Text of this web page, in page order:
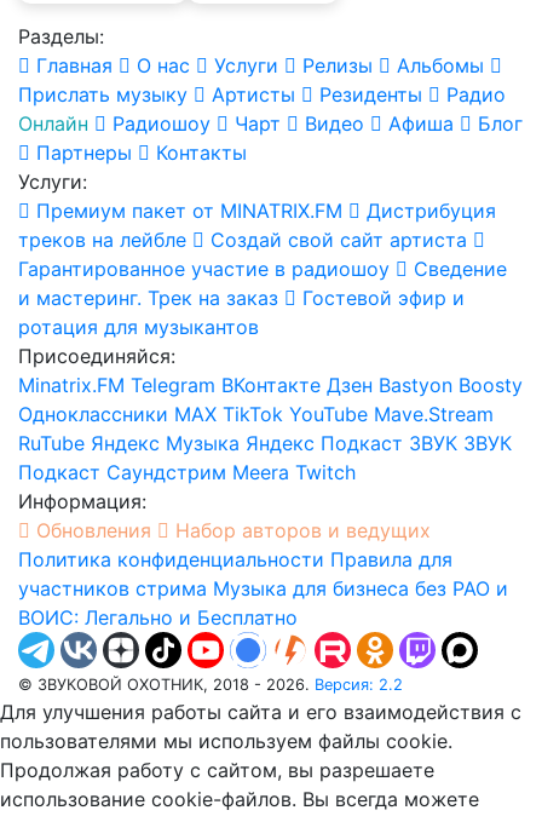
Разделы:
Главная
О нас Услуги Релизы
Альбомы
Прислать музыку
Артисты Резиденты
Радио
Онлайн
Радиошоу Чарт Видео Афиша
Блог
Партнеры
Контакты
Услуги:
Премиум пакет от MINATRIX.FM
Дистрибуция
треков на лейбле
Создай свой сайт артиста
Гарантированное участие в радиошоу
Сведение
и мастеринг. Трек на заказ
Гостевой эфир и
ротация для музыкантов
Присоединяйся:
Minatrix.FM Telegram ВКонтакте Дзен Bastyon Boosty
Одноклассники MAX TikTok YouTube Mave.Stream
RuTube Яндекс Музыка Яндекс Подкаст ЗВУК ЗВУК
Подкаст Саундстрим Meera Twitch
Информация:
Обновления
Набор авторов и ведущих
Политика конфиденциальности Правила для
участников стрима Музыка для бизнеса без РАО и
ВОИС: Легально и Бесплатно
© ЗВУКОВОЙ ОХОТНИК, 2018 - 2026. Версия: 2.2
Для улучшения работы сайта и его взаимодействия с
пользователями мы используем файлы cookie.
Продолжая работу с сайтом, вы разрешаете
использование cookie-файлов. Вы всегда можете